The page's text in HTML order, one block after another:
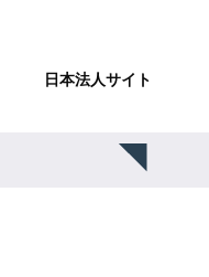
日本法人サイト